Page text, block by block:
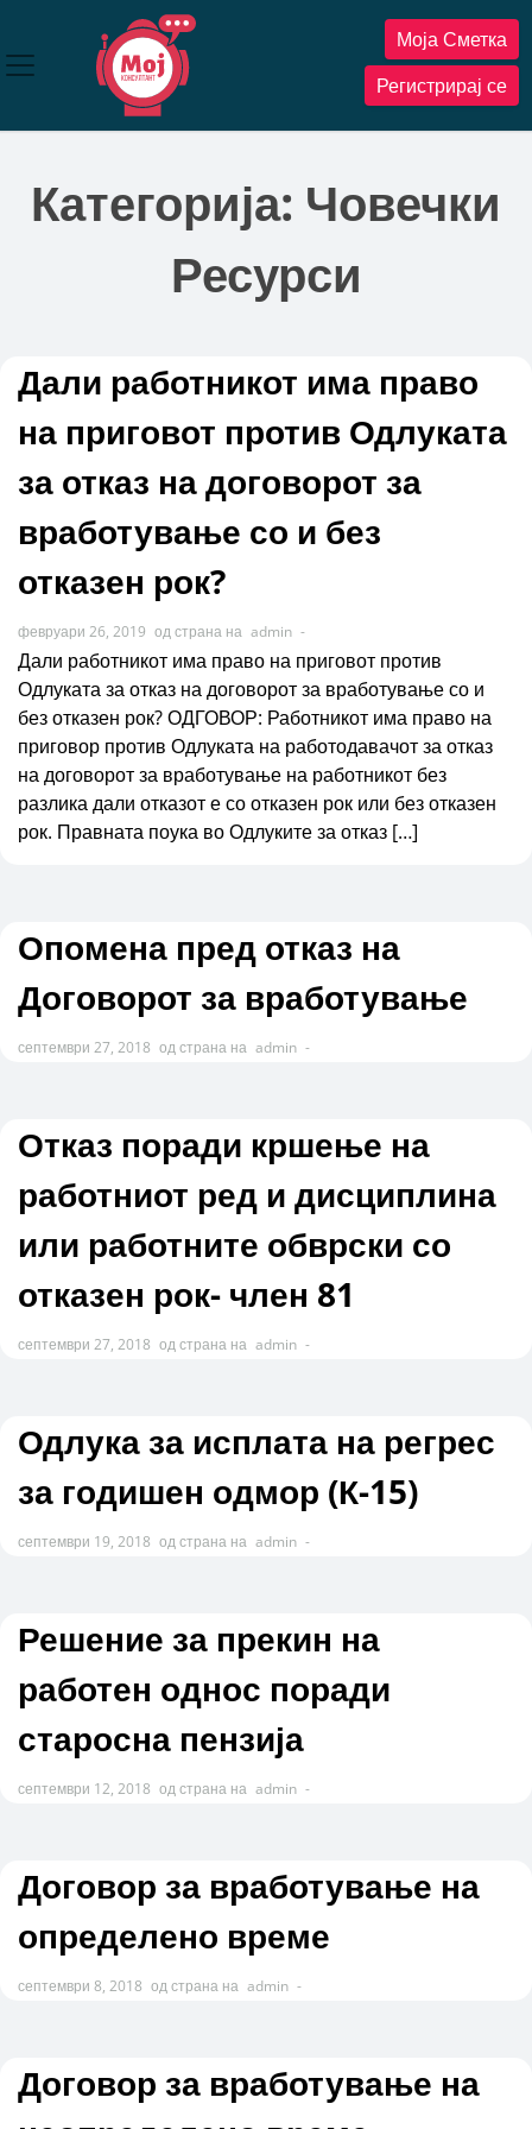
содржината
Моја Сметка
Регистрирај се
Категорија: Човечки
Ресурси
Дали работникот има право
на приговот против Одлуката
за отказ на договорот за
вработување со и без
отказен рок?
февруари 26, 2019 од страна на admin -
Дали работникот има право на приговот против
Одлуката за отказ на договорот за вработување со и
без отказен рок? ОДГОВОР: Работникот има право на
приговор против Одлуката на работодавачот за отказ
на договорот за вработување на работникот без
разлика дали отказот е со отказен рок или без отказен
рок. Правната поука во Одлуките за отказ […]
Опомена пред отказ на
Договорот за вработување
септември 27, 2018 од страна на admin -
Отказ поради кршење на
работниот ред и дисциплина
или работните обврски со
отказен рок- член 81
септември 27, 2018 од страна на admin -
Одлука за исплата на регрес
за годишен одмор (К-15)
септември 19, 2018 од страна на admin -
Решение за прекин на
работен однос поради
старосна пензија
септември 12, 2018 од страна на admin -
Договор за вработување на
определено време
септември 8, 2018 од страна на admin -
Договор за вработување на